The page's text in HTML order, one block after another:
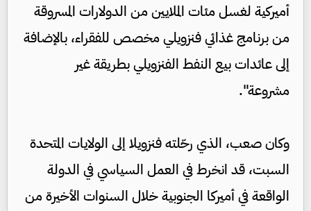
أميركية لغسل مئات الملايين من الدولارات المسروقة
من برنامج غذائي فنزويلي مخصص للفقراء، بالإضافة
إلى عائدات بيع النفط الفنزويلي بطريقة غير
مشروعة".
وكان صعب، الذي رحّلته فنزويلا إلى الولايات المتحدة
السبت، قد انخرط في العمل السياسي في الدولة
الواقعة في أميركا الجنوبية خلال السنوات الأخيرة من